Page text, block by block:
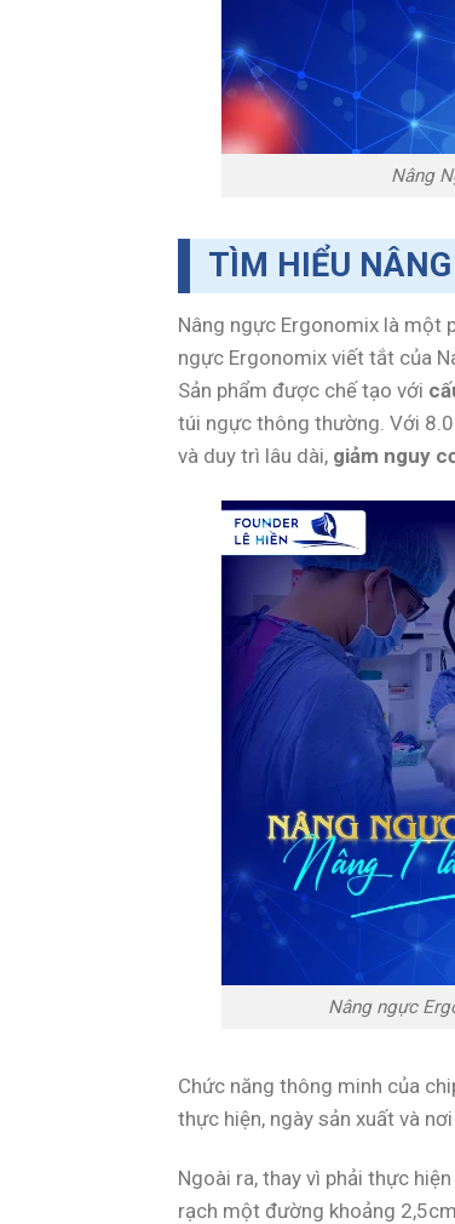
Nâng
TÌM HIỂU
Nâng ngực Ergonomix là một
ngực Ergonomix viết tắt của
Sản phẩm được chế tạo với
túi ngực thông thường. Với
và duy trì lâu dài, giảm nguy
Nâng ngực
Chức năng thông minh của
thực hiện, ngày sản xuất và
Ngoài ra, thay vì phải thực
rạch một đường khoảng